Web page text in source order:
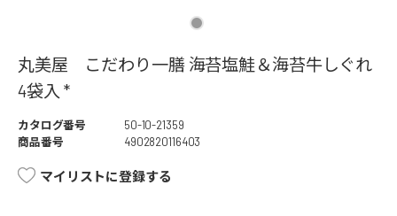
丸美屋 こだわり一膳 海苔塩鮭＆海苔牛しぐれ
4袋入 *
カタログ番号
50-10-21359
商品番号
4902820116403
マイリストに登録する